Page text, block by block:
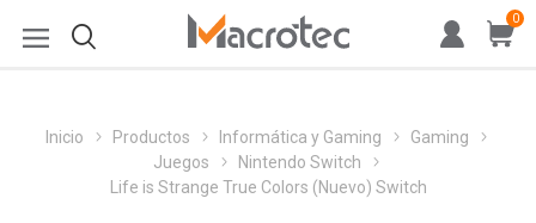
0
Inicio Productos Informática y Gaming
Gaming
Juegos
Nintendo Switch
Life is Strange True Colors (Nuevo) Switch